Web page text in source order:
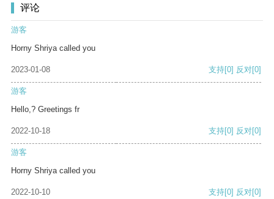
评论
游客
Horny Shriya called you
2023-01-08 支持[0] 反对[0]
游客
Hello,? Greetings fr
2022-10-18 支持[0] 反对[0]
游客
Horny Shriya called you
2022-10-10 支持[0] 反对[0]